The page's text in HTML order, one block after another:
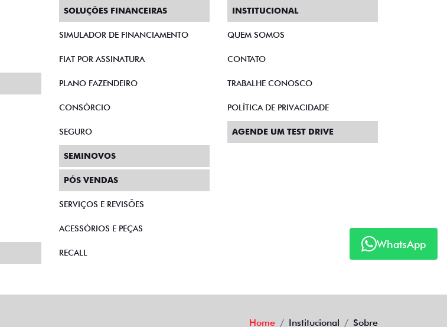
WhatsApp
SOLUÇÕES FINANCEIRAS
SIMULADOR DE FINANCIAMENTO
FIAT POR ASSINATURA
PLANO FAZENDEIRO
CONSÓRCIO
SEGURO
SEMINOVOS
PÓS VENDAS
SERVIÇOS E REVISÕES
ACESSÓRIOS E PEÇAS
RECALL
INSTITUCIONAL
QUEM SOMOS
CONTATO
TRABALHE CONOSCO
POLÍTICA DE PRIVACIDADE
AGENDE UM TEST DRIVE
Home Institucional Sobre